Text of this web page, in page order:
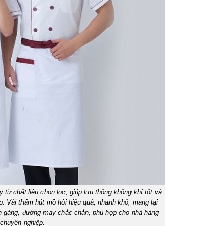
từ chất liệu chọn lọc, giúp lưu thông không khí tốt và
Vải thấm hút mồ hôi hiệu quả, nhanh khô, mang lại
đường may chắc chắn, phù hợp cho nhà hàng
nghiệp.